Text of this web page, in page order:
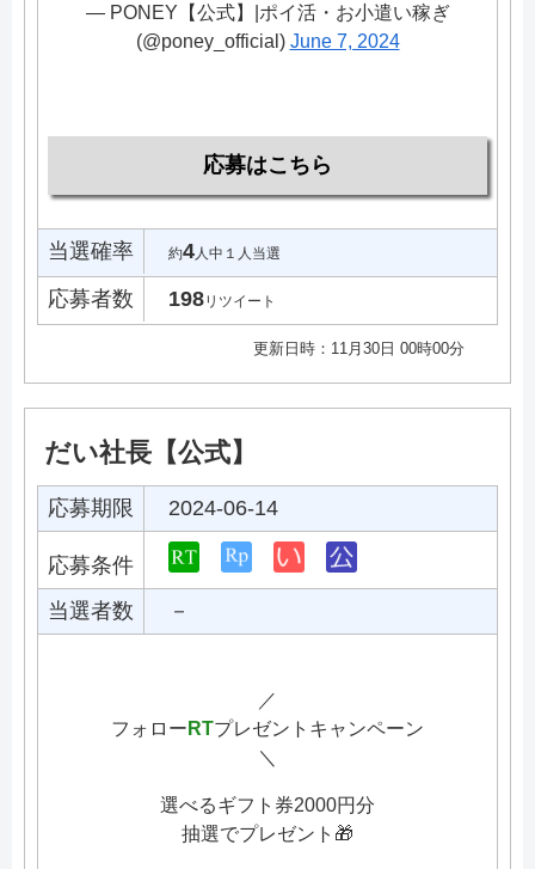
— PONEY【公式】|ポイ活・お小遣い稼ぎ
(@poney_official) June 7, 2024
応募はこちら
当選確率 約4 人中１人当選
応募者数 198リツイート
更新日時：11月30日 00時00分
だい社長【公式】
応募期限 2024-06-14
応募条件
当選者数
－
／
フォロー RTプレゼントキャンペーン
＼
選べるギフト券2000円分
抽選でプレゼント🎁